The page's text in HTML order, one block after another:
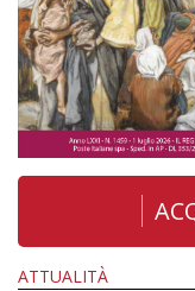
ATTUALITÀ